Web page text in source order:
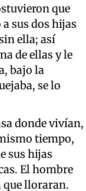
que
sus dos hijas
ella; así
de ellas y le
bajo la
se lo
donde vivían,
tiempo,
sus hijas
El hombre
que lloraran.